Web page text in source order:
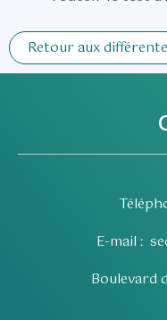
Retour aux
E-mail :
Boulevard